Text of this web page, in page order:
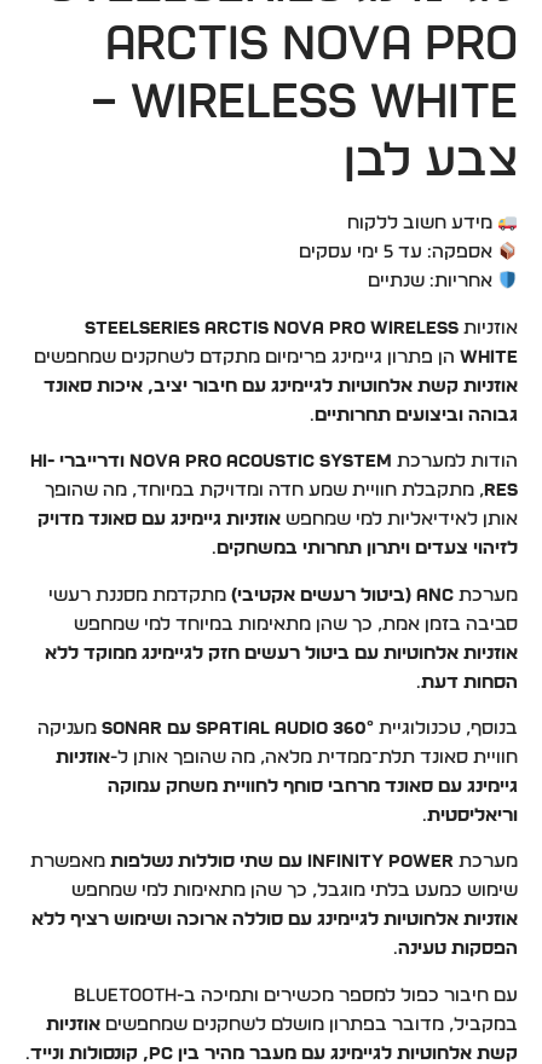
Arctis Nova Pro
Wireless White –
צבע לבן
מידע חשוב ללקוח
אספקה: עד 5 ימי עסקים
אחריות: שנתיים
אוזניות SteelSeries Arctis Nova Pro Wireless
White הן פתרון גיימינג פרימיום מתקדם לשחקנים שמחפשים
אוזניות קשת אלחוטיות לגיימינג עם חיבור יציב, איכות סאונד
גבוהה וביצועים תחרותיים.
הודות למערכת
Nova Pro Acoustic System ודרייברי Hi-
Res , מתקבלת חוויית שמע חדה ומדויקת במיוחד, מה שהופך
אותן לאידיאליות למי שמחפש אוזניות גיימינג עם סאונד מדויק
לזיהוי צעדים ויתרון תחרותי במשחקים.
מערכת ANC (ביטול רעשים אקטיבי)
מתקדמת מסננת רעשי
סביבה בזמן אמת, כך שהן מתאימות במיוחד למי שמחפש
אוזניות אלחוטיות עם ביטול רעשים חזק לגיימינג ממוקד ללא
הסחות דעת.
בנוסף, טכנולוגיית 360° Spatial Audio עם Sonar
מעניקה
חוויית סאונד תלת־ממדית מלאה, מה שהופך אותן ל-אוזניות
גיימינג עם סאונד מרחבי סוחף לחוויית משחק עמוקה
וריאליסטית.
מערכת Infinity Power עם שתי סוללות נשלפות
מאפשרת
שימוש כמעט בלתי מוגבל, כך שהן מתאימות למי שמחפש
אוזניות אלחוטיות לגיימינג עם סוללה ארוכה ושימוש רציף ללא
הפסקות טעינה.
עם חיבור כפול למספר מכשירים ותמיכה ב-Bluetooth
במקביל, מדובר בפתרון מושלם לשחקנים שמחפשים אוזניות
קשת אלחוטיות לגיימינג עם מעבר מהיר בין PC, קונסולות ונייד
.